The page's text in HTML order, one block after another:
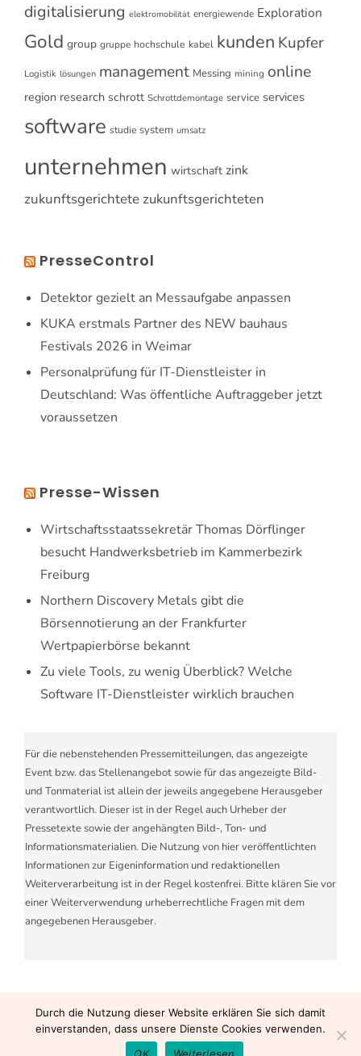
digitalisierung elektromobilität energiewende Exploration
Gold group gruppe hochschule kabel kunden Kupfer
Logistik lösungen management Messing mining online
region research schrott Schrottdemontage service services
software studie system umsatz
unternehmen wirtschaft zink
zukunftsgerichtete zukunftsgerichteten
PresseControl
Detektor gezielt an Messaufgabe anpassen
KUKA erstmals Partner des NEW bauhaus
Festivals 2026 in Weimar
Personalprüfung für IT-Dienstleister in
Deutschland: Was öffentliche Auftraggeber jetzt
voraussetzen
Presse-Wissen
Wirtschaftsstaatssekretär Thomas Dörflinger
besucht Handwerksbetrieb im Kammerbezirk
Freiburg
Northern Discovery Metals gibt die
Börsennotierung an der Frankfurter
Wertpapierbörse bekannt
Zu viele Tools, zu wenig Überblick? Welche
Software IT-Dienstleister wirklich brauchen
Für die nebenstehenden Pressemitteilungen, das angezeigte
Event bzw. das Stellenangebot sowie für das angezeigte Bild-
und Tonmaterial ist allein der jeweils angegebene Herausgeber
verantwortlich. Dieser ist in der Regel auch Urheber der
Pressetexte sowie der angehängten Bild-, Ton- und
Informationsmaterialien. Die Nutzung von hier veröffentlichten
Informationen zur Eigeninformation und redaktionellen
Weiterverarbeitung ist in der Regel kostenfrei. Bitte klären Sie vor
einer Weiterverwendung urheberrechtliche Fragen mit dem
angegebenen Herausgeber.
Durch die Nutzung dieser Website erklären Sie sich damit
einverstanden, dass unsere Dienste Cookies verwenden.
OK
Weiterlesen